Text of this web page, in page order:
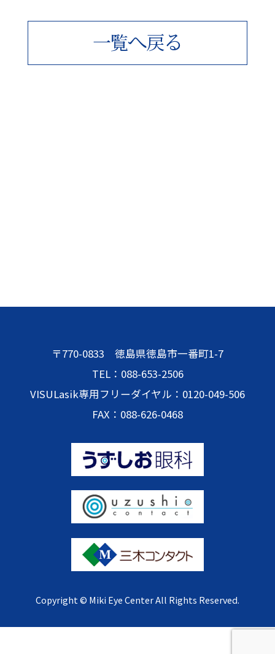
一覧へ戻る
〒770-0833 徳島県徳島市一番町1-7
TEL：088-653-2506
VISULasik専用フリーダイヤル：0120-049-506
FAX：088-626-0468
Copyright © Miki Eye Center All Rights Reserved.